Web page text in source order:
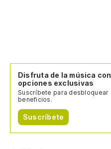
Disfruta de la música con
opciones exclusivas
Suscríbete para desbloquear
beneficios.
Suscríbete